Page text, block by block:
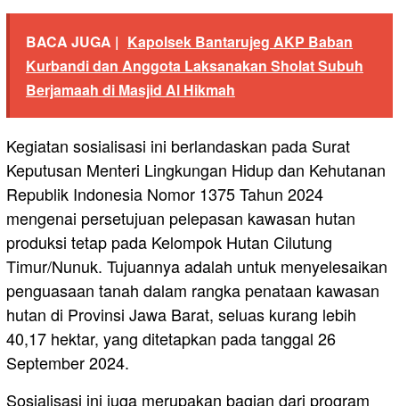
BACA JUGA | Kapolsek Bantarujeg AKP Baban
Kurbandi dan Anggota Laksanakan Sholat Subuh
Berjamaah di Masjid Al Hikmah
Kegiatan sosialisasi ini berlandaskan pada Surat
Keputusan Menteri Lingkungan Hidup dan Kehutanan
Republik Indonesia Nomor 1375 Tahun 2024
mengenai persetujuan pelepasan kawasan hutan
produksi tetap pada Kelompok Hutan Cilutung
Timur/Nunuk. Tujuannya adalah untuk menyelesaikan
penguasaan tanah dalam rangka penataan kawasan
hutan di Provinsi Jawa Barat, seluas kurang lebih
40,17 hektar, yang ditetapkan pada tanggal 26
September 2024.
Sosialisasi ini juga merupakan bagian dari program